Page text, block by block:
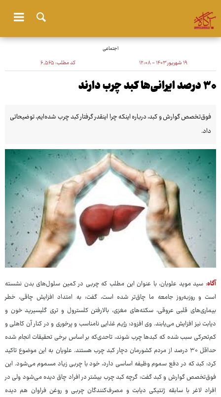
اجتماعی
۱۹ شهریور ۱۴۰۳ - ۱۲:۰۸ کد مطلب:۶٬۵۶۵
۳۰ درصد ایرانی‌ها کبد چرب دارند
فوق‌تخصص گوارش و کبد، درباره اینکه چرا اینقدر گرفتار کبد چرب شده‌ایم، توضیحاتی
داد.
آگاه: سید موید علویان، با عنوان این مطلب که چربی در کمین سلول‌های بدن نشسته
است و روزبه‌روز جامعه ما چاق‌تر شده است، گفت: به امتداد افزایش چاقی، خطر
بیماری‌های قلبی عروقی، سکته‌های مغزی، بالارفتن کلسترول و تری گلیسیرید خون و
دیابت نیز افزایش می‌یابند. وی افزود: رژیم غذایی نامناسب و پرخوری و در کنار آن کاهلی و
کم‌تحرکی سبب شده که کبدها چرب شوند، تاحدی‌که بر اساس برخی تحقیقات انجام شده
حداقل ۳۰ درصد از مردم کشورمان دچار کبد چرب هستند. علویان به این موضوع تاکید
کرد: کبد که در دفع سموم وظیفه اساسی دارد، خود با چربی زیاد مسموم می‌شود. این
فوق‌تخصص گوارش و کبد گفت: گرچه کبد چرب بیشتر در افراد چاق دیده می‌شود ولی در
افراد لاغر با سابقه ژنتیکی دیابت و مصرف‌کنندگان چربی و روغن فراوان هم دیده